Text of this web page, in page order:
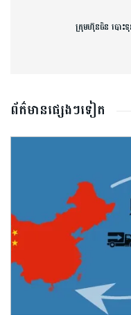
ក្រុមហ៊ុនចិន បោះទុ
ព័ត៌មានផ្សេងៗទៀត